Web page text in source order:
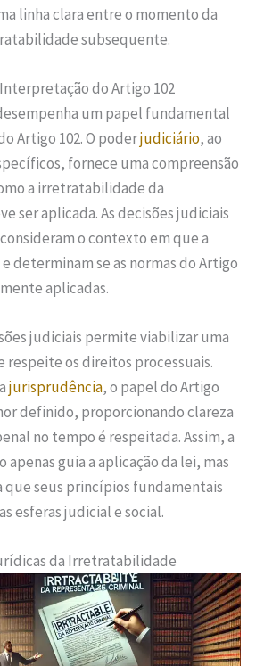
linha clara entre o momento da
subsequente.
do Artigo 102
um papel fundamental
Artigo 102. O poderjudiciário, ao
fornece uma compreensão
a irretratabilidade da
ser aplicada. As decisões judiciais
o contexto em que a
determinam se as normas do Artigo
aplicadas.
judiciais permite viabilizar uma
os direitos processuais.
jurisprudência, o papel do Artigo
definido, proporcionando clareza
no tempo é respeitada. Assim, a
apenas guia a aplicação da lei, mas
que seus princípios fundamentais
esferas judicial e social.
da Irretratabilidade